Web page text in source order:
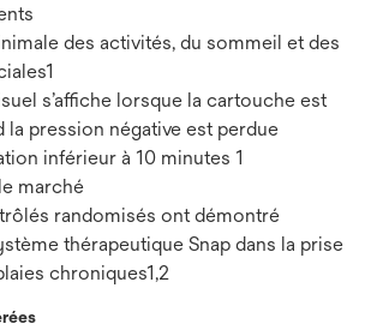
des activités, du sommeil et des
s’affiche lorsque la cartouche est
la pression négative est perdue
inférieur à 10 minutes 1
marché
randomisés ont démontré
thérapeutique Snap dans la prise
chroniques1,2